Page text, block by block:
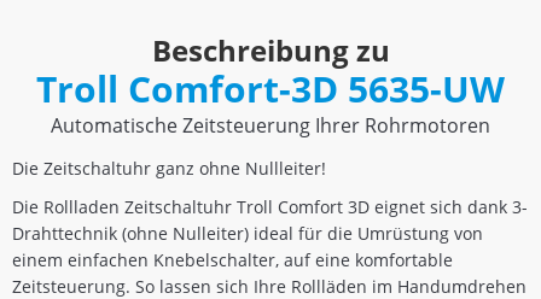
Beschreibung zu
Troll Comfort-3D 5635-UW
Automatische Zeitsteuerung Ihrer Rohrmotoren
Die Zeitschaltuhr ganz ohne Nullleiter!
Die Rollladen Zeitschaltuhr Troll Comfort 3D eignet sich dank 3-
Drahttechnik (ohne Nulleiter) ideal für die Umrüstung von
einem einfachen Knebelschalter, auf eine komfortable
Zeitsteuerung. So lassen sich Ihre Rollläden im Handumdrehen